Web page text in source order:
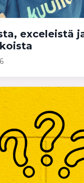
exceleistä